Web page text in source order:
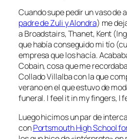
Cuando supe pedir un vaso de
padre de Zuli y Alondra) me
a Broadstairs, Thanet, Kent
que había conseguido mi tío
empresa que los hacía.
Cobain, cosa que me
Collado Villalba con la que
verano en el que estuvo de
funeral. I feel it in my fingers, I
Luego hicimos un par de
conPortsmouth High School